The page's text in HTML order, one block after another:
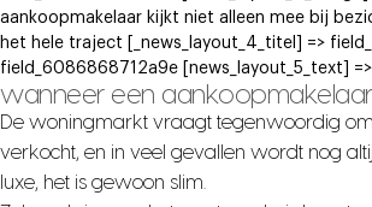
aankoopmakelaar kijkt niet alleen mee bij
het hele traject [_news_layout_4_titel] =>
field_6086868712a9e [news_layout_5_text] =>
wanneer een
De woningmarkt vraagt tegenwoordig
verkocht, en in veel gevallen wordt nog
luxe, het is gewoon slim.